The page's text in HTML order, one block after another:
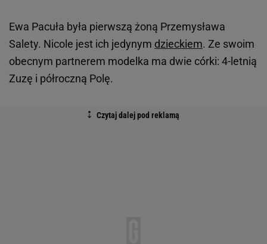
Ewa Pacuła była pierwszą żoną Przemysława
Salety. Nicole jest ich jedynym dzieckiem. Ze swoim
obecnym partnerem modelka ma dwie córki: 4-letnią
Zuzę i półroczną Polę.